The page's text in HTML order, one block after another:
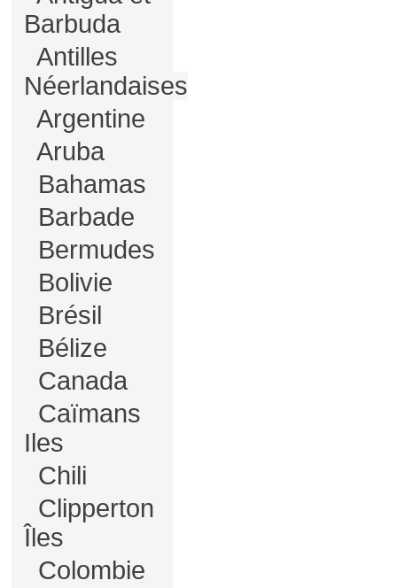
Barbuda
Antilles
Néerlandaises
Argentine
Aruba
Bahamas
Barbade
Bermudes
Bolivie
Brésil
Bélize
Canada
Caïmans
Iles
Chili
Clipperton
Îles
Colombie